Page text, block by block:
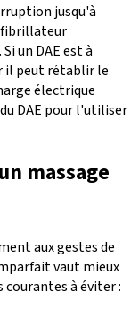
jusqu'à
un DAE est à
il peut rétablir le
électrique
DAE pour l'utiliser
massage
aux gestes de
vaut mieux
courantes à éviter :